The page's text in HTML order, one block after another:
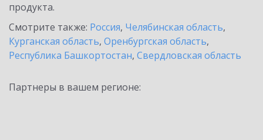
продукта.
Смотрите также: Россия, Челябинская область,
Курганская область, Оренбургская область,
Республика Башкортостан, Свердловская область
Партнеры в вашем регионе: